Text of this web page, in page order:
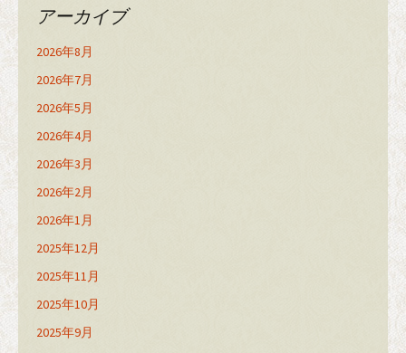
アーカイブ
2026年8月
2026年7月
2026年5月
2026年4月
2026年3月
2026年2月
2026年1月
2025年12月
2025年11月
2025年10月
2025年9月